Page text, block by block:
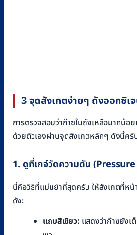
3 จุดสังเกตง่ายๆ ถังออกซิเ
การตรวจสอบว่าก๊าซในถังเหลือมากน้อย
ด้วยตัวเองผ่านจุดสังเกตหลักๆ ดังนี้ครั
1. ดูที่เกจ์วัดความดัน
นี่คือวิธีที่แม่นยำที่สุดครับ ให้สังเกตที่ห
ถัง:
แถบสีเขียว: แสดงว่าก๊าซยัง